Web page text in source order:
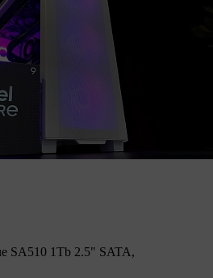
SA510 1Tb 2.5" SATA,